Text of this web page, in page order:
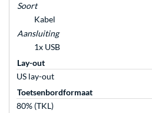
Soort
Kabel
Aansluiting
1x USB
Lay-out
US lay-out
Toetsenbordformaat
80% (TKL)